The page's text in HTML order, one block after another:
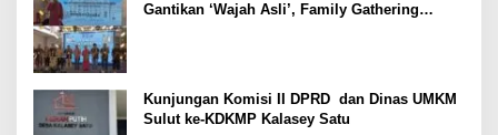
Gantikan ‘Wajah Asli’, Family Gathering
Kunjungan Komisi II DPRD dan Dinas UMKM
Sulut ke-KDKMP Kalasey Satu